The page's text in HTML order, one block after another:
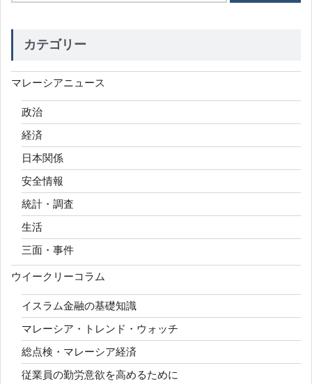
カテゴリー
マレーシアニュース
政治
経済
日本関係
安全情報
統計・調査
生活
三面・事件
ウイークリーコラム
イスラム金融の基礎知識
マレーシア・トレンド・ウォッチ
総点検・マレーシア経済
従業員の勤労意欲を高めるために